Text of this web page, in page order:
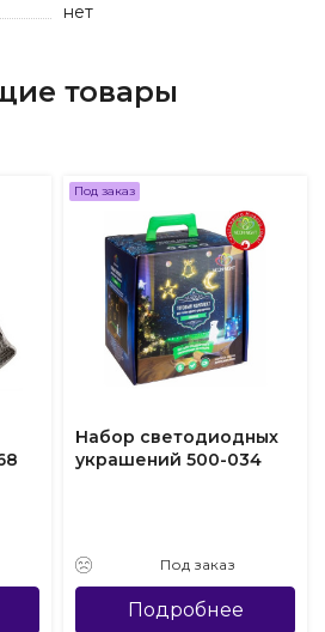
нет
товары
Под заказ
Набор светодиодных
украшений 500-034
Под заказ
Подробнее